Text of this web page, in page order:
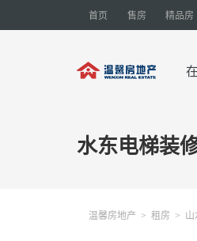
首页 售房 精品房
水东电梯装
温馨房地产 > 租房 >